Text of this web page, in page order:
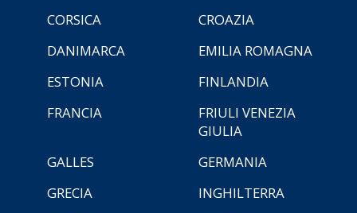
CORSICA
CROAZIA
DANIMARCA
EMILIA ROMAGNA
ESTONIA
FINLANDIA
FRANCIA
FRIULI VENEZIA
GIULIA
GALLES
GERMANIA
GRECIA
INGHILTERRA